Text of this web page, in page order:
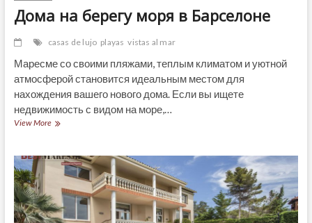
Дома на берегу моря в Барселоне
casas de lujo playas vistas al mar
Маресме со своими пляжами, теплым климатом и уютной
атмосферой становится идеальным местом для
нахождения вашего нового дома. Если вы ищете
недвижимость с видом на море,…
View MoreДома
моря
Барселоне